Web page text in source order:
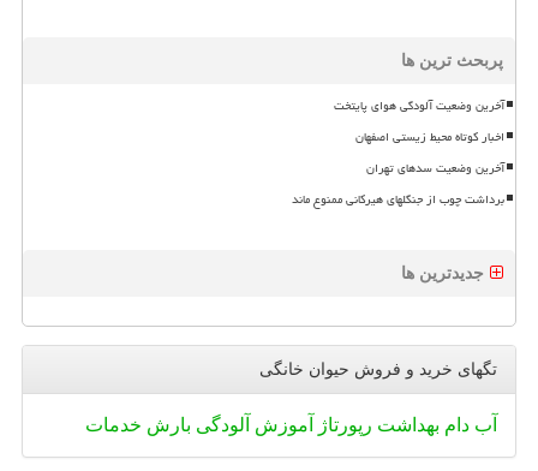
پربحث ترین ها
آخرین وضعیت آلودگی هوای پایتخت
اخبار کوتاه محیط زیستی اصفهان
آخرین وضعیت سدهای تهران
برداشت چوب از جنگلهای هیرکانی ممنوع ماند
جدیدترین ها
تگهای خرید و فروش حیوان خانگی
آب دام بهداشت رپورتاژ آموزش آلودگی بارش خدمات